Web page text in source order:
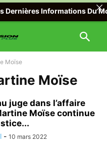
Moïse
Moïse
juge dans l’affaire
Moïse continue
- 10 mars 2022
Dernières Informations Du